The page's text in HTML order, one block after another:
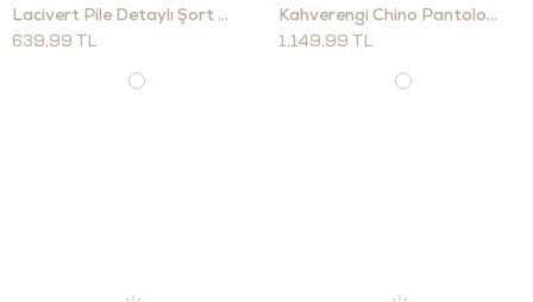
Lacivert Pile Detaylı Şort 30006
639,99 TL
Kahverengi Chino Pantolon 16927
1.149,99 TL